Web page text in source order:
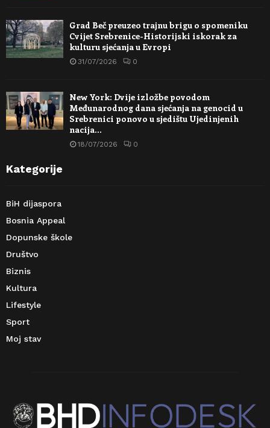
Grad Beč preuzeo trajnu brigu o spomeniku
Cvijet Srebrenice-Historijski iskorak za
kulturu sjećanja u Evropi
31/07/2026 0
New York: Dvije izložbe povodom
Međunarodnog dana sjećanja na genocid u
Srebrenici ponovo u sjedištu Ujedinjenih
nacija…
18/07/2026 0
Kategorije
BiH dijaspora
Bosnia Appeal
Dopunske škole
Društvo
Biznis
Kultura
Lifestyle
Sport
Moj stav